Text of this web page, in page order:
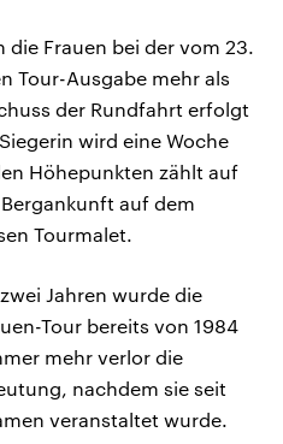
die Frauen bei der vom 23.
Tour-Ausgabe mehr als
der Rundfahrt erfolgt
wird eine Woche
Höhepunkten zählt auf
auf dem
Tourmalet.
Jahren wurde die
Tour bereits von 1984
mehr verlor die
nachdem sie seit
veranstaltet wurde.